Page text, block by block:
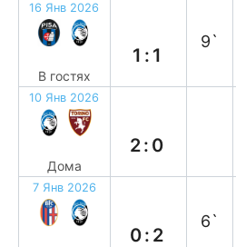
16 Янв 2026
В гостях
1:1
9`
10 Янв 2026
Дома
2:0
7 Янв 2026
0:2
6`